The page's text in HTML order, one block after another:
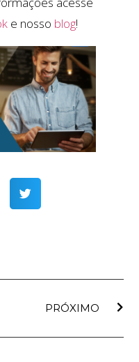
e nosso blog!
PRÓXIMO